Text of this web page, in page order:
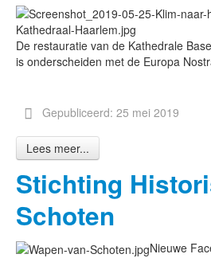
De restauratie van de Kathedrale
is onderscheiden met de Europa
Gepubliceerd: 25 mei 2019
Lees meer...
Stichting
Schoten
Nieuwe